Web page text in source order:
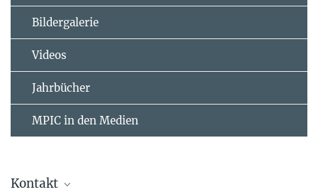
Bildergalerie
Videos
Jahrbücher
MPIC in den Medien
Kontakt